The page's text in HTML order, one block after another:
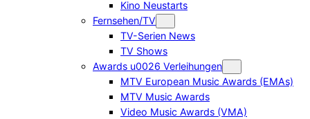
Kino Neustarts
Fernsehen/TV
TV-Serien News
TV Shows
Awards u0026 Verleihungen
MTV European Music Awards (EMAs)
MTV Music Awards
Video Music Awards (VMA)